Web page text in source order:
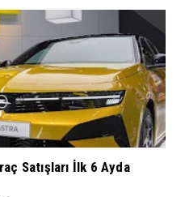
Satışları İlk 6 Ayda